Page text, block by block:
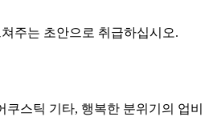
주는 초안으로 취급하십시오.
쿠스틱 기타, 행복한 분위기의 업비